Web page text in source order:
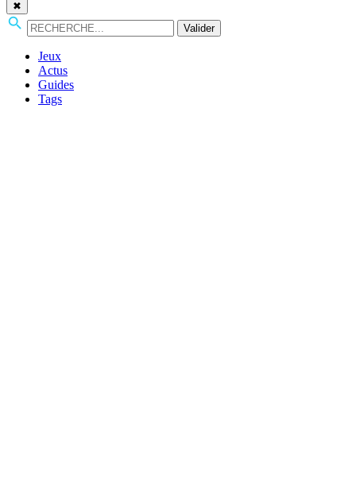
✖
Valider
Jeux
Actus
Guides
Tags